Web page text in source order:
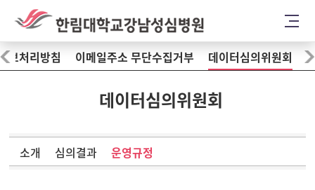
보처리방침 이메일주소 무단수집거부 데이터심의위원회
데이터심의위원회
소개 심의결과 운영규정